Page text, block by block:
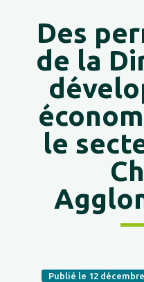
Des
de la
le
Publié le 12